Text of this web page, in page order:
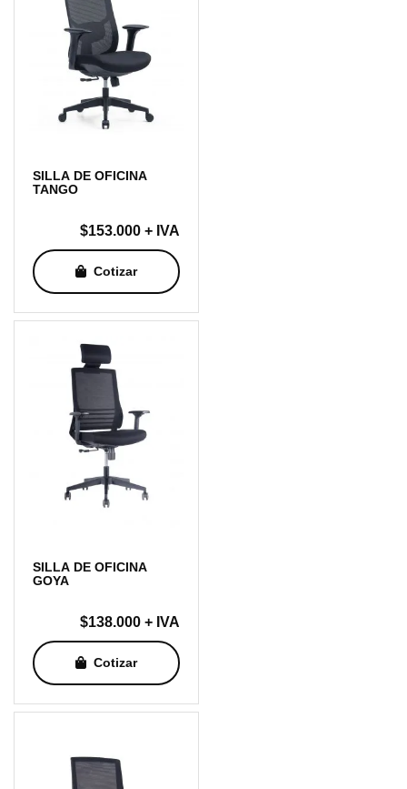
SILLA DE OFICINA
TANGO
$153.000 + IVA
Cotizar
SILLA DE OFICINA
GOYA
$138.000 + IVA
Cotizar